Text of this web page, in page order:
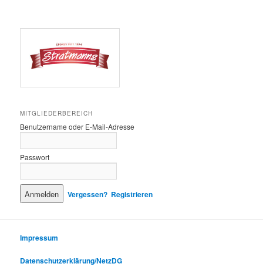
MITGLIEDERBEREICH
Benutzername oder E-Mail-Adresse
Passwort
Vergessen? Registrieren
Impressum
Datenschutzerklärung/NetzDG